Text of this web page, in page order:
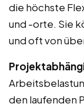
die höchste
und -orte. Sie
und oft von
den laufenden